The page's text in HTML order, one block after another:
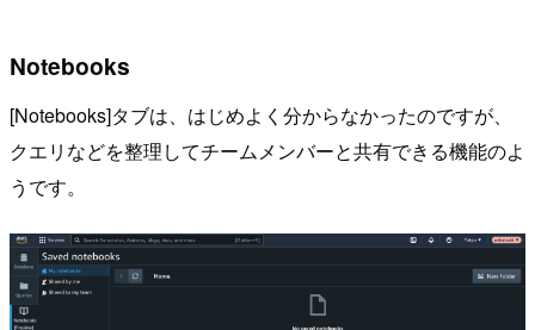
Notebooks
[Notebooks]タブは、はじめよく分からなかったのですが、
クエリなどを整理してチームメンバーと共有できる機能のよ
うです。